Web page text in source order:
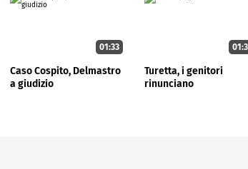
01:33
Caso Cospito, Delmastro
a giudizio
Turetta, i genitori
rinunciano